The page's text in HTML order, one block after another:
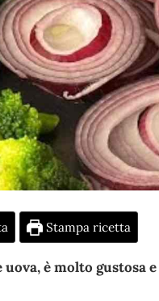
Stampa ricetta
è molto gustosa